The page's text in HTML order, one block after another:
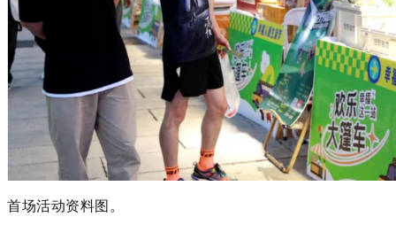
首场活动资料图。